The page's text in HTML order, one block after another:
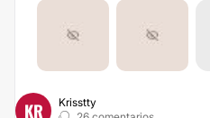
KR
Krisstty